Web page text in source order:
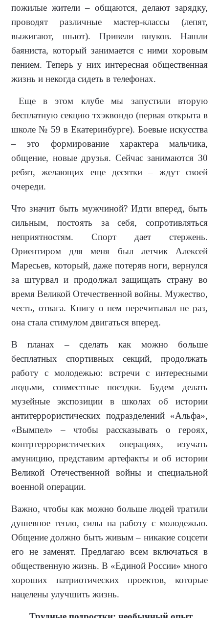
пожилые жители – общаются, делают зарядку,
проводят различные мастер-классы (лепят,
выжигают, шьют). Привели внуков. Нашли
баяниста, который за­нимается с ними хоровым
пением. Те­перь у них интересная общественная
жизнь и некогда сидеть в телефонах.
Еще в этом клубе мы запустили вто­рую
бесплатную секцию тхэквондо (первая открыта в
школе № 59 в Ека­теринбурге). Боевые искусства
– это формирование характера мальчика,
общение, новые друзья. Сейчас занимаются 30
ребят, желающих еще десятки – ждут своей
очереди.
Что значит быть мужчиной? Идти вперед, быть
сильным, постоять за себя, сопротивляться
неприятностям. Спорт дает стержень.
Ориентиром для меня был летчик Алексей
Маресьев, который, даже потеряв ноги, вернул­ся
за штурвал и продолжал защищать страну во
время Великой Отечествен­ной войны. Мужество,
честь, отвага. Книгу о нем перечитывал не раз,
она стала стимулом двигаться вперед.
В планах – сделать как можно боль­ше
бесплатных спортивных секций, продолжать
работу с молодежью: встречи с интересными
людьми, со­вместные поездки. Будем делать
музей­ные экспозиции в школах об истории
антитеррористических подразделений «Альфа»,
«Вымпел» – чтобы рассказывать о героях,
контртеррористиче­ских операциях, изучать
амуницию, представим артефакты и об истории
Великой Отечественной войны и специальной
военной операции.
Важно, чтобы как можно больше людей тратили
душевное тепло, силы на работу с молодежью.
Общение должно быть живым – никакие соц­сети
его не заменят. Предлагаю всем включаться в
общественную жизнь. В «Единой России» много
хороших патриотических проектов, которые
нацелены улучшить жизнь.